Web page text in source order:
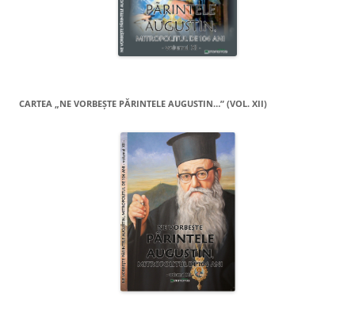
CARTEA „NE VORBEŞTE PĂRINTELE AUGUSTIN…” (VOL. XII)